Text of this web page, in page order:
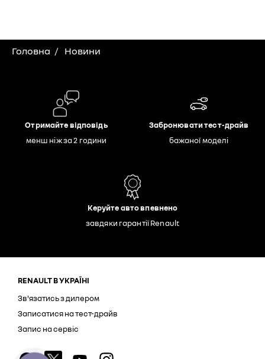
Головна Новини
Отримайте відповідь
менш ніж за 2 години
Забронювати тест-драйв
бажаної моделі
Керуйте авто впевнено
завдяки гарантії Renault
RENAULT В УКРАЇНІ
Зв'язатись з дилером
Записатися на тест-драйв
Запис на сервіс